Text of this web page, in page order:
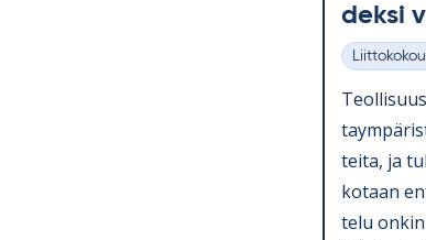
deksi
Kategoriat
teita, ja
ko­taan
telu